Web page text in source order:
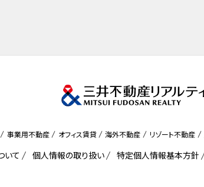
事業用不動産 オフィス賃貸 海外不動産 リゾート不動産
いて 個人情報の取り扱い 特定個人情報基本方針